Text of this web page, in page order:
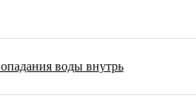
воды внутрь